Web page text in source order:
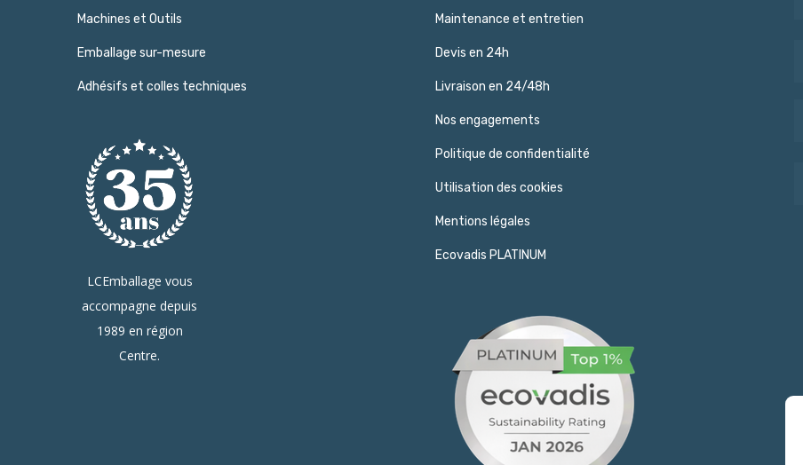
Machines et Outils
Emballage sur-mesure
Adhésifs et colles techniques
LCEmballage vous
accompagne depuis
1989 en région
Centre.
Maintenance et entretien
Devis en 24h
Livraison en 24/48h
Nos engagements
Politique de confidentialité
Utilisation des cookies
Mentions légales
Ecovadis PLATINUM